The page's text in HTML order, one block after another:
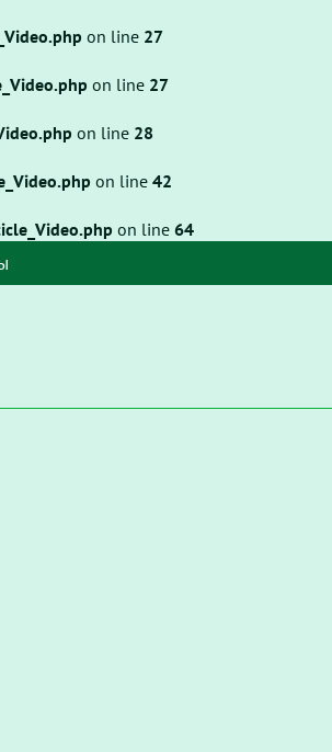
on line 27
on line 27
on line 28
on line 42
on line 64